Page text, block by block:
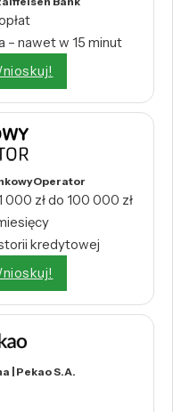
– nawet w 15 minut
zł do 100 000 zł
kredytowej
| Pekao S.A.